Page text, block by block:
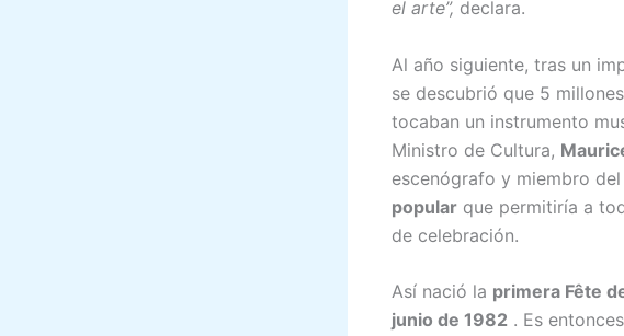
el arte”, declara.
Al año siguiente, tras un
se descubrió que 5
tocaban un instrumento
Ministro de Cultura,
escenógrafo y miembro
popular que permitiría a
de celebración.
Así nació la primera Fête
junio de 1982 . Es